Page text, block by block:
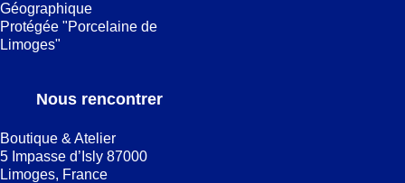
Géographique
Protégée "Porcelaine de
Limoges"
Nous rencontrer
Boutique & Atelier
5 Impasse d’Isly 87000
Limoges, France